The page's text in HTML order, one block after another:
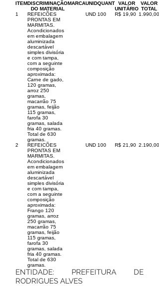
ITEMDISCRIMINAÇÃO
DO MATERIAL
MARCAUNIDQUANT
VALOR
UNITÁRIO
VALOR
TOTAL
1
REFEICÕES
PRONTAS EM
MARMITAS.
Acondicionados
em embalagem
aluminizada
descartável
simples divisória
e com tampa,
com a seguinte
composição
aproximada:
Carne de gado,
120 gramas,
arroz 250
gramas,
macarrão 75
gramas, feijão
115 gramas,
farofa 30
gramas, salada
fria 40 gramas.
Total de 630
gramas.
UND 100 R$ 19,90 1.990,00
2
REFEICÕES
PRONTAS EM
MARMITAS.
Acondicionados
em embalagem
aluminizada
descartável
simples divisória
e com tampa,
com a seguinte
composição
aproximada:
Frango 120
gramas, arroz
250 gramas,
macarrão 75
gramas, feijão
115 gramas,
farofa 30
gramas, salada
fria 40 gramas.
Total de 630
gramas.
UND 100 R$ 21,90 2.190,00
ENTIDADE: PREFEITURA DE
RODRIGUES ALVES